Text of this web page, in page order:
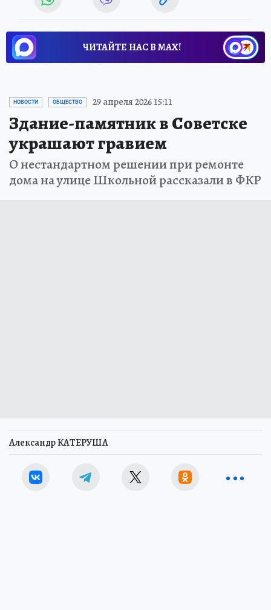
ЧИТАЙТЕ НАС В МАХ!
НОВОСТИ ОБЩЕСТВО 29 апреля 2026 15:11
Здание-памятник в Советске
украшают гравием
О нестандартном решении при ремонте
дома на улице Школьной рассказали в ФКР
Александр КАТЕРУША